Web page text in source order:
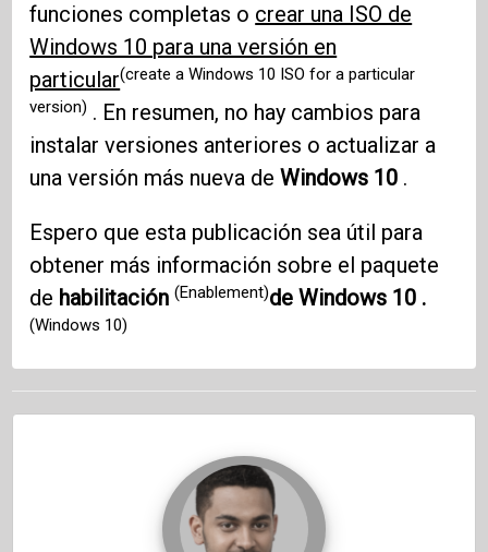
funciones completas o crear una ISO de
Windows 10 para una versión en
particular(create a Windows 10 ISO for a particular
version) . En resumen, no hay cambios para
instalar versiones anteriores o actualizar a
una versión más nueva deWindows 10 .
Espero que esta publicación sea útil para
obtener más información sobre el paquete
de habilitación(Enablement)de Windows 10 .
(Windows 10)